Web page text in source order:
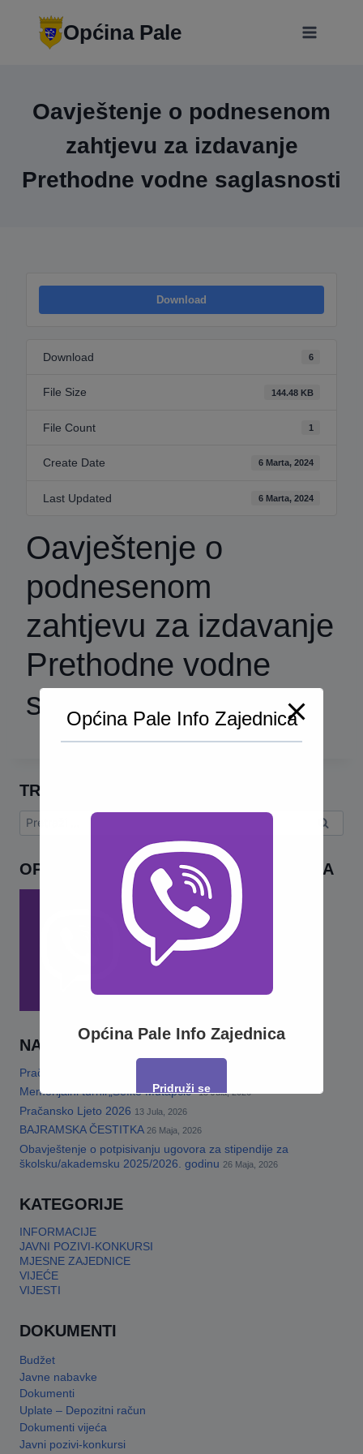
Općina Pale
Oavještenje o podnesenom
zahtjevu za izdavanje
Prethodne vodne saglasnosti
Download
Download 6
File Size 144.48 KB
File Count 1
Create Date 6 Marta, 2024
Last Updated 6 Marta, 2024
Oavještenje o
podnesenom
zahtjevu za izdavanje
Prethodne vodne
saglasnosti
TRAŽI
Pretraga:
OPĆINA PALE INFO – VIBER ZAJEDNICA
NAJNOVIJE
Pračansko ljeto 2026 · Program za djecu
Memorijalni turnir„Šefko Mutapčić“ 13 Jula, 2026
Pračansko Ljeto 2026 13 Jula, 2026
BAJRAMSKA ČESTITKA 26 Maja, 2026
Obavještenje o potpisivanju ugovora za stipendije za
školsku/akademsku 2025/2026. godinu 26 Maja, 2026
KATEGORIJE
INFORMACIJE
JAVNI POZIVI-KONKURSI
MJESNE ZAJEDNICE
VIJEĆE
VIJESTI
DOKUMENTI
Budžet
Javne nabavke
Dokumenti
Uplate – Depozitni račun
Dokumenti vijeća
Javni pozivi-konkursi
Općina Pale Info Zajednica
Općina Pale Info Zajednica
Pridruži se
This will close in